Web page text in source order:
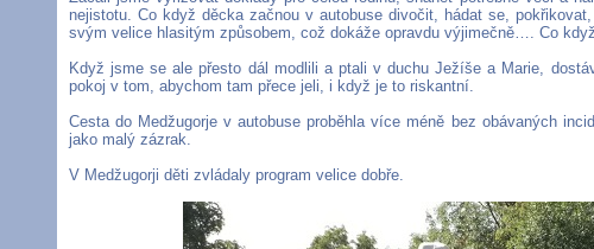
nejistotu. Co když děcka začnou v autobuse divočit, hádat se,
svým velice hlasitým způsobem, což dokáže opravdu výjimečně…. Co
Když jsme se ale přesto dál modlili a ptali v duchu Ježíše a Marie,
pokoj v tom, abychom tam přece jeli, i když je to riskantní.
Cesta do Medžugorje v autobuse proběhla více méně bez obávaných
jako malý zázrak.
V Medžugorji děti zvládaly program velice dobře.